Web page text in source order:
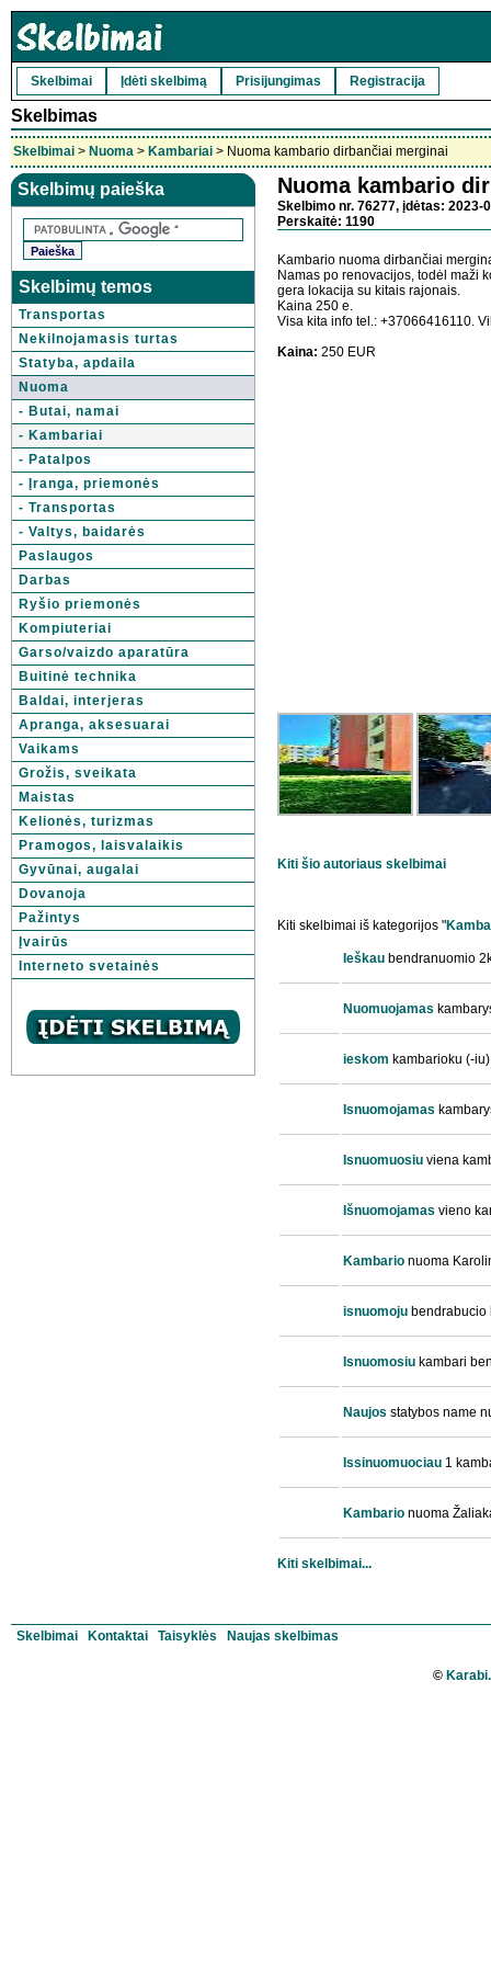
Skelbimai Įdėti skelbimą Prisijungimas Registracija
Skelbimas
Skelbimai > Nuoma > Kambariai > Nuoma kambario dirbančiai merginai
Skelbimų paieška
Skelbimų temos
Transportas
Nekilnojamasis turtas
Statyba, apdaila
Nuoma
- Butai, namai
- Kambariai
- Patalpos
- Įranga, priemonės
- Transportas
- Valtys, baidarės
Paslaugos
Darbas
Ryšio priemonės
Kompiuteriai
Garso/vaizdo aparatūra
Buitinė technika
Baldai, interjeras
Apranga, aksesuarai
Vaikams
Grožis, sveikata
Maistas
Kelionės, turizmas
Pramogos, laisvalaikis
Gyvūnai, augalai
Dovanoja
Pažintys
Įvairūs
Interneto svetainės
Nuoma kambario
Skelbimo nr. 76277, įdėtas: 2023-
Perskaitė: 1190
Kambario nuoma dirbančiai
Namas po renovacijos, todėl maži
gera lokacija su kitais rajonais.
Kaina 250 e.
Visa kita info tel.: +37066416110.
Kaina: 250 EUR
Kiti šio autoriaus skelbimai
Kiti skelbimai iš kategorijos "
Ieškau bendranuomio
Nuomuojamas
ieskom kambarioku (-iu)
Isnuomojamas
Isnuomuosiu viena
Išnuomojamas vieno
Kambario nuoma
isnuomoju bendrabucio
Isnuomosiu kambari
Naujos statybos name
Issinuomuociau 1
Kambario nuoma
Kiti skelbimai...
Skelbimai Kontaktai Taisyklės Naujas skelbimas
©